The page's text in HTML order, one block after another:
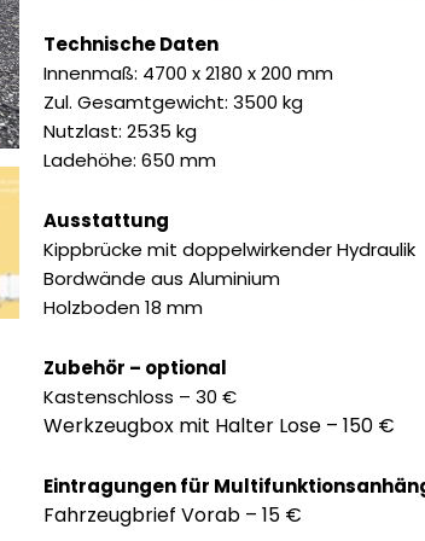
war:
9.690,00 €
Technische Daten
Innenmaß: 4700 x 2180 x 200 mm
Zul. Gesamtgewicht: 3500 kg
Nutzlast: 2535 kg
Ladehöhe: 650 mm
Ausstattung
Kippbrücke mit doppelwirkender Hydraulik
Bordwände aus Aluminium
Holzboden 18 mm
Zubehör – optional
Kastenschloss – 30 €
Werkzeugbox mit Halter Lose – 150 €
Eintragungen für
Fahrzeugbrief Vorab – 15 €